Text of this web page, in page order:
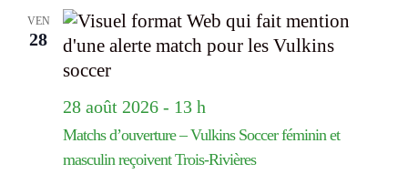
VEN
28
28 août 2026 - 13 h
Matchs d’ouverture – Vulkins Soccer féminin et
masculin reçoivent Trois-Rivières